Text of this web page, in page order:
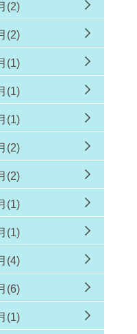
(2)
(2)
(1)
(1)
(1)
(2)
(2)
(1)
(1)
(4)
(6)
(1)